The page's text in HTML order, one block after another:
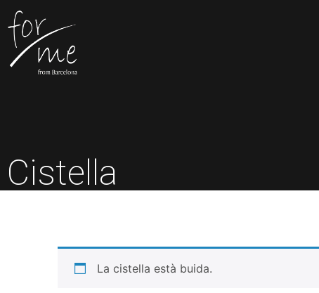
Cistella
La cistella està buida.